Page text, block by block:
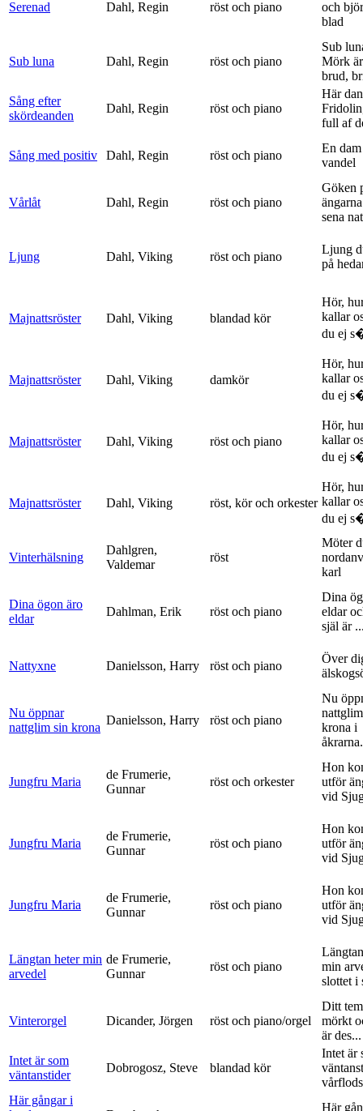
Serenad Dahl, Regin röst och piano
och
blad
Sub luna Dahl, Regin röst och piano
Sub
Mörk
brud,
Sång efter
skördeanden
Dahl, Regin röst och piano
Här
full af
Sång med positiv Dahl, Regin röst och piano
En
vandel
Vårlåt Dahl, Regin röst och piano
Göken
sena
Ljung Dahl, Viking röst och piano
Ljung
på
Majnattsröster Dahl, Viking blandad kör
Hör,
kallar
du ej
Majnattsröster Dahl, Viking damkör
Hör,
kallar
du ej
Majnattsröster Dahl, Viking röst och piano
Hör,
kallar
du ej
Majnattsröster Dahl, Viking röst, kör och orkester
Hör,
kallar
du ej
Vinterhälsning
Dahlgren,
Valdemar
röst
Möter
karl
Dina ögon äro
eldar
Dahlman, Erik röst och piano
Dina
eldar
själ är
Nattyxne Danielsson, Harry röst och piano
Över
Nu öppnar
nattglim sin krona
Danielsson, Harry röst och piano
Nu
krona i
Jungfru Maria
de Frumerie,
Gunnar
röst och orkester
Hon
utför
vid
Jungfru Maria
de Frumerie,
Gunnar
röst och piano
Hon
utför
vid
Jungfru Maria
de Frumerie,
Gunnar
röst och piano
Hon
utför
vid
Längtan heter min
arvedel
de Frumerie,
Gunnar
röst och piano
min
slottet i
Vinterorgel Dicander, Jörgen röst och piano/orgel
Ditt
mörkt
är des...
Intet är som
väntanstider
Dobrogosz, Steve blandad kör
Intet är
Här gångar i
Här